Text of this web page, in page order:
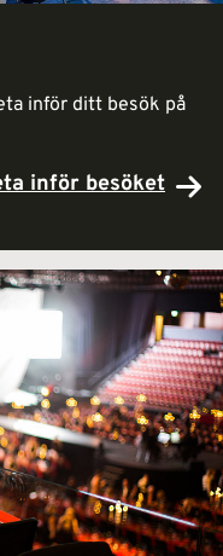
inför ditt besök på
inför besöket